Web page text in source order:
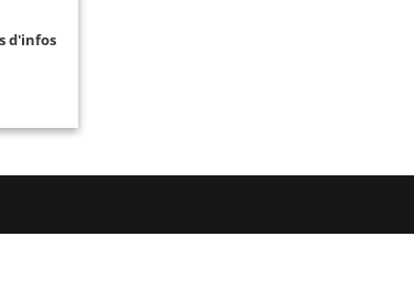
d'infos